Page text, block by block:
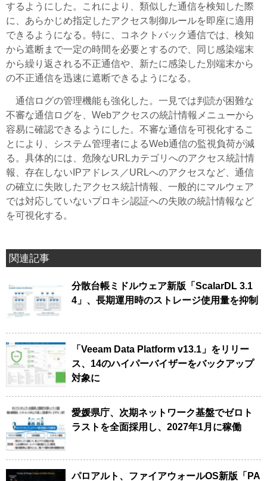
するようにした。これにより、類似した通信を検知した際
に、あらかじめ指定したアクセス制御ルールを即座に適用
できるようになる。特に、コネクトバック通信では、検知
から遮断まで一定の時間を必要とするので、同じ感染端末
から繰り返される不正通信や、新たに感染した別端末から
の不正通信を迅速に遮断できるようになる。
通信ログの管理機能も強化した。一見では判読が困難な
不審な通信ログを、Webアクセスの統計情報メニューから
容易に確認できるようにした。不審な通信を可視化するこ
とにより、システム管理者によるWeb通信の監視負荷が減
る。具体的には、危険なURLカテゴリへのアクセス統計情
報、存在しないIPアドレス／URLへのアクセスなど、通信
の確立に失敗したアクセス統計情報、一般的にマルウェア
では対応していないプロキシ認証への失敗の統計情報など
を可視化する。
関連記事
分散台帳ミドルウェア新版「ScalarDL 3.1
4」、長期運用時のストレージ使用量を抑制
「Veeam Data Platform v13.1」をリリー
ス、14のハイパーバイザーをバックアップ
対象に
愛媛県庁、次期ネットワーク基盤でゼロト
ラストを全面採用し、2027年1月に稼働
パロアルト、ファイアウォールOS新版「PA